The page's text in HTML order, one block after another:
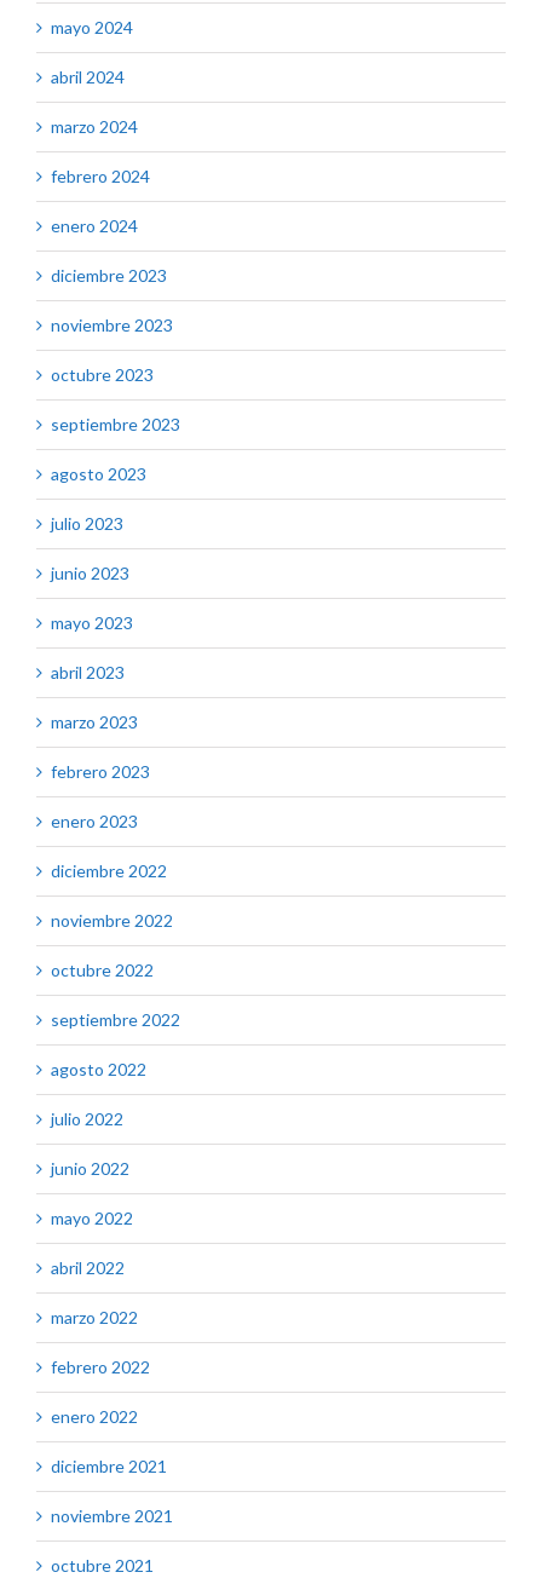
mayo 2024
abril 2024
marzo 2024
febrero 2024
enero 2024
diciembre 2023
noviembre 2023
octubre 2023
septiembre 2023
agosto 2023
julio 2023
junio 2023
mayo 2023
abril 2023
marzo 2023
febrero 2023
enero 2023
diciembre 2022
noviembre 2022
octubre 2022
septiembre 2022
agosto 2022
julio 2022
junio 2022
mayo 2022
abril 2022
marzo 2022
febrero 2022
enero 2022
diciembre 2021
noviembre 2021
octubre 2021